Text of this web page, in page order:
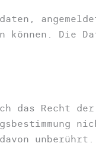
Die
Recht der
unberührt.